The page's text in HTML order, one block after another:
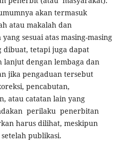
akan termasuk
atau makalah dan
sesuai atas masing-masing
dibuat, tetapi juga dapat
lanjut dengan lembaga dan
jika pengaduan tersebut
pencabutan,
atau catatan lain yang
perilaku penerbitan
harus dilihat, meskipun
publikasi.